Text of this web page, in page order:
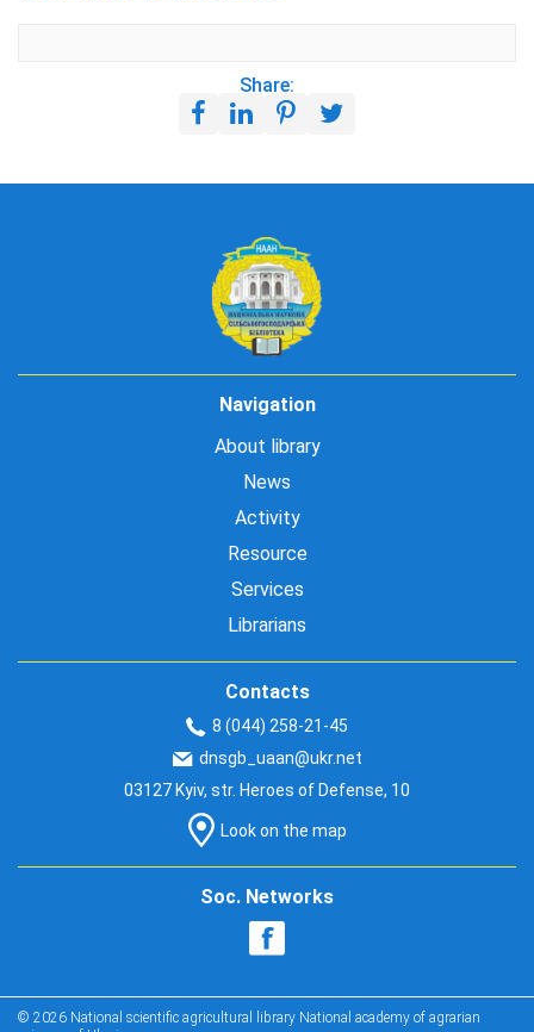
Share:
Navigation
About library
News
Activity
Resource
Services
Librarians
Contacts
8 (044) 258-21-45
dnsgb_uaan@ukr.net
03127 Kyiv, str. Heroes of Defense, 10
Look on the map
Soc. Networks
© 2026 National scientific agricultural library National academy of agrarian